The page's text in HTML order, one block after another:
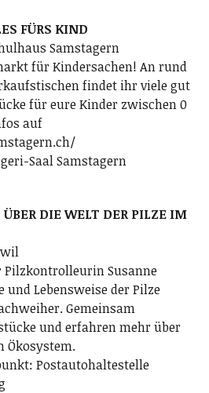
FÜRS KIND
Samstagern
für Kindersachen! An rund
findet ihr viele gut
für eure Kinder zwischen 0
auf
Saal Samstagern
DIE WELT DER PILZE IM
Pilzkontrolleurin Susanne
und Lebensweise der Pilze
Gemeinsam
und erfahren mehr über
Ökosystem.
Postautohaltestelle